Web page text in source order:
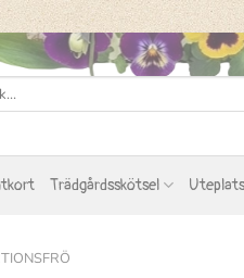
Trädgårdsskötsel